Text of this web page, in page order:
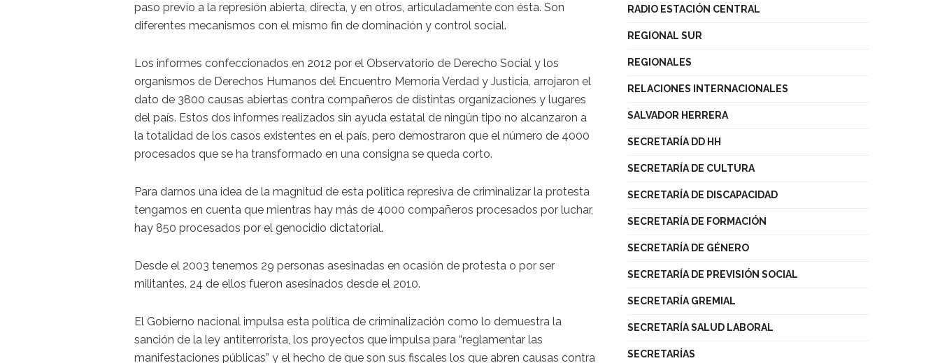
paso previo a la represión abierta, directa, y en otros, articuladamente con ésta. Son
diferentes mecanismos con el mismo fin de dominación y control social.
Los informes confeccionados en 2012 por el Observatorio de Derecho Social y los
organismos de Derechos Humanos del Encuentro Memoria Verdad y Justicia, arrojaron el
dato de 3800 causas abiertas contra compañeros de distintas organizaciones y lugares
del país. Estos dos informes realizados sin ayuda estatal de ningún tipo no alcanzaron a
la totalidad de los casos existentes en el país, pero demostraron que el número de 4000
procesados que se ha transformado en una consigna se queda corto.
Para darnos una idea de la magnitud de esta política represiva de criminalizar la protesta
tengamos en cuenta que mientras hay más de 4000 compañeros procesados por luchar,
hay 850 procesados por el genocidio dictatorial.
Desde el 2003 tenemos 29 personas asesinadas en ocasión de protesta o por ser
militantes. 24 de ellos fueron asesinados desde el 2010.
El Gobierno nacional impulsa esta política de criminalización como lo demuestra la
sanción de la ley antiterrorista, los proyectos que impulsa para “reglamentar las
manifestaciones públicas” y el hecho de que son sus fiscales los que abren causas contra
RADIO ESTACIÓN CENTRAL
REGIONAL SUR
REGIONALES
RELACIONES INTERNACIONALES
SALVADOR HERRERA
SECRETARÍA DD HH
SECRETARÍA DE CULTURA
SECRETARÍA DE DISCAPACIDAD
SECRETARÍA DE FORMACIÓN
SECRETARÍA DE GÉNERO
SECRETARÍA DE PREVISIÓN SOCIAL
SECRETARÍA GREMIAL
SECRETARÍA SALUD LABORAL
SECRETARÍAS